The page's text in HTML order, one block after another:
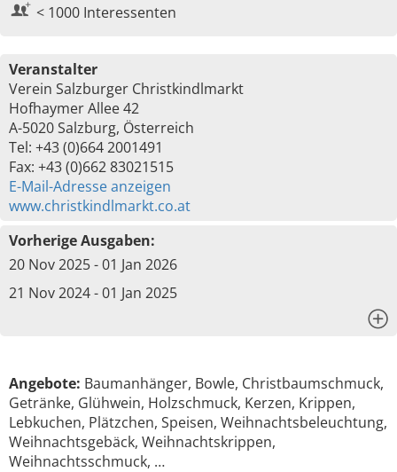
< 1000 Interessenten
Veranstalter
Verein Salzburger Christkindlmarkt
Hofhaymer Allee 42
A-5020 Salzburg, Österreich
Tel: +43 (0)664 2001491
Fax: +43 (0)662 83021515
E-Mail-Adresse anzeigen
www.christkindlmarkt.co.at
Vorherige Ausgaben:
20 Nov 2025 - 01 Jan 2026
21 Nov 2024 - 01 Jan 2025
Angebote: Baumanhänger, Bowle, Christbaumschmuck,
Getränke, Glühwein, Holzschmuck, Kerzen, Krippen,
Lebkuchen, Plätzchen, Speisen, Weihnachtsbeleuchtung,
Weihnachtsgebäck, Weihnachtskrippen,
Weihnachtsschmuck, …